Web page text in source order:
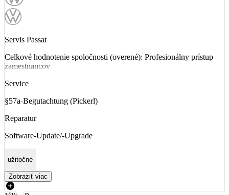
Servis Passat
Celkové hodnotenie spoločnosti (overené): Profesionálny prístup
zamestnancov
Service
§57a-Begutachtung (Pickerl)
Reparatur
Software-Update/-Upgrade
užitočné
Zobraziť viac